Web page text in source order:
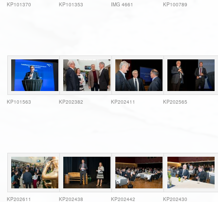
KP101370 KP101353 IMG 4661 KP100789
KP101563 KP202382 KP202411 KP202565
KP202611 KP202438 KP202442 KP202430